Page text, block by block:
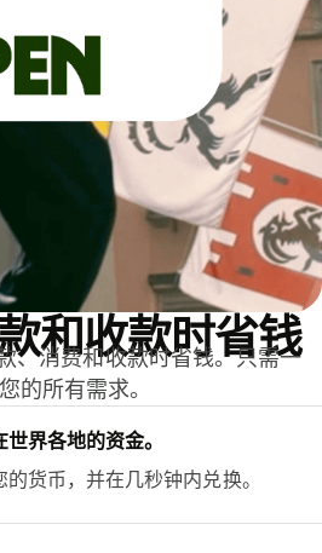
和收款时省钱
、消费和收款时省钱。只需一
的所有需求。
界各地的资金。
货币，并在几秒钟内兑换。